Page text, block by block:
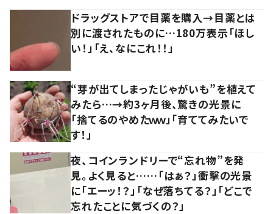
ドラッグストアで目薬を購入→目薬とは
別に渡されたものに…180万表示「ほし
い！」「え、なにこれ！！」
“芽が出てしまったじゃがいも”を植えて
みたら…→約3ヶ月後、驚きの光景に
「捨てるのやめたｗｗ」「育ててみたいで
す！」
夜、コインランドリーで“忘れ物”を発
見。よく見ると……「はぁ？」衝撃の光景
に「エーッ！？」「なぜ落ちてる？」「どこで
忘れたことに気づくの？」